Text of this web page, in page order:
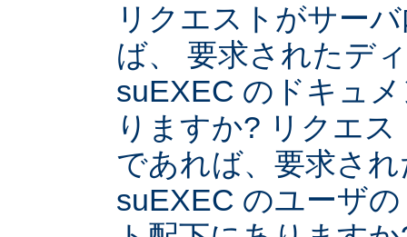
リクエストがサー
ば、 要求されたデ
suEXEC のドキュ
りますか? リクエ
であれば、要求さ
suEXEC のユーザ